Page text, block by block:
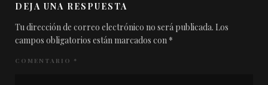
DEJA UNA RESPUESTA
Tu dirección de correo electrónico no será publicada. Los
campos obligatorios están marcados con *
COMENTARIO *